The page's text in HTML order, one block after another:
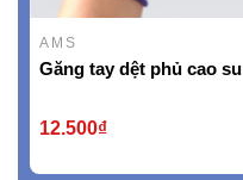
AMS
Găng tay dệt phủ cao su
12.500₫